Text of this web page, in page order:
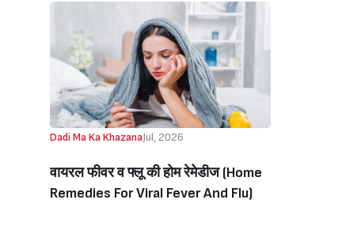
Dadi Ma Ka KhazanaJul, 2026
वायरल फीवर व फ्लू की होम रेमेडीज (Home
Remedies For Viral Fever And Flu)